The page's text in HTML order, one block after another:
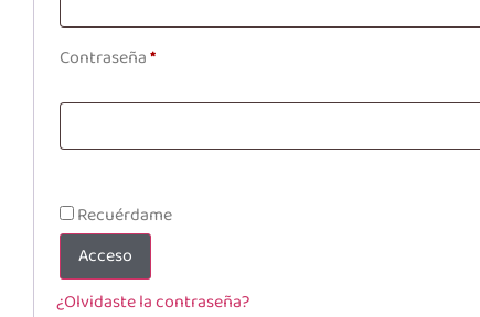
Contraseña*
Recuérdame
Acceso
¿Olvidaste la contraseña?